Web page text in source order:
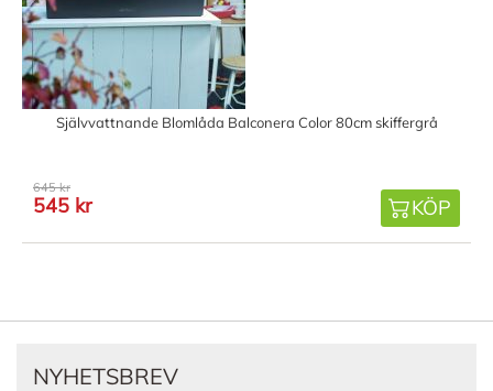
Självvattnande Blomlåda Balconera Color 80cm skiffergrå
645 kr
545 kr KÖP
NYHETSBREV